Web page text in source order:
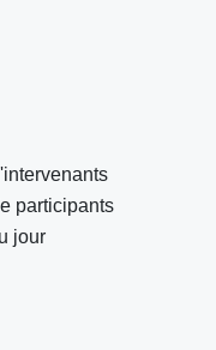
participants
jour